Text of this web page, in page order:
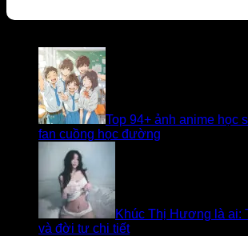
Top 94+ ảnh anime học
fan cuồng học đường
Khúc Thị Hương là ai:
và đời tư chi tiết